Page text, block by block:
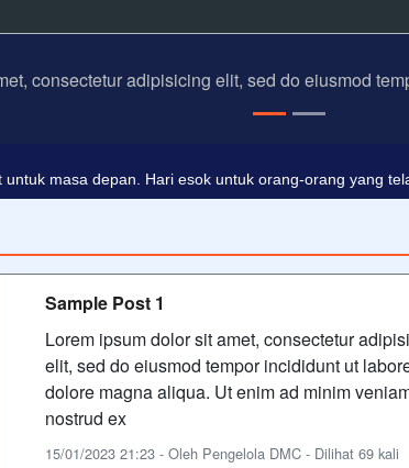
consectetur adipisicing elit, sed do eiusmod
Sample Post 1
Lorem ipsum dolor sit amet, consectetur
elit, sed do eiusmod tempor incididunt ut
dolore magna aliqua. Ut enim ad minim
nostrud ex
15/01/2023 21:23 - Oleh Pengelola DMC - Dilihat 69 kali